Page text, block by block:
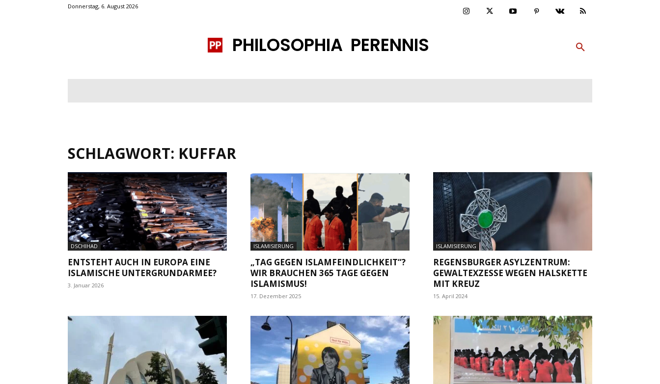
Donnerstag, 6. August 2026
PHILOSOPHIA PERENNIS
SCHLAGWORT: KUFFAR
DSCHIHAD
ENTSTEHT AUCH IN EUROPA EINE
ISLAMISCHE UNTERGRUNDARMEE?
3. Januar 2026
ISLAMISIERUNG
„TAG GEGEN ISLAMFEINDLICHKEIT“?
WIR BRAUCHEN 365 TAGE GEGEN
ISLAMISMUS!
17. Dezember 2025
ISLAMISIERUNG
REGENSBURGER ASYLZENTRUM:
GEWALTEXZESSE WEGEN HALSKETTE
MIT KREUZ
15. April 2024